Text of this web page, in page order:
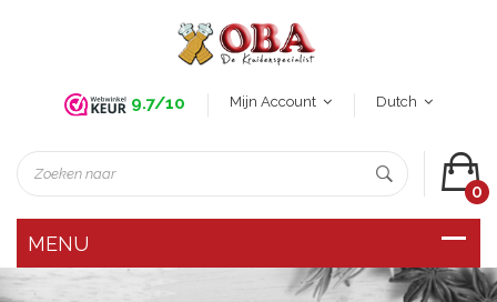
9.7/10 Mijn Account Dutch
0